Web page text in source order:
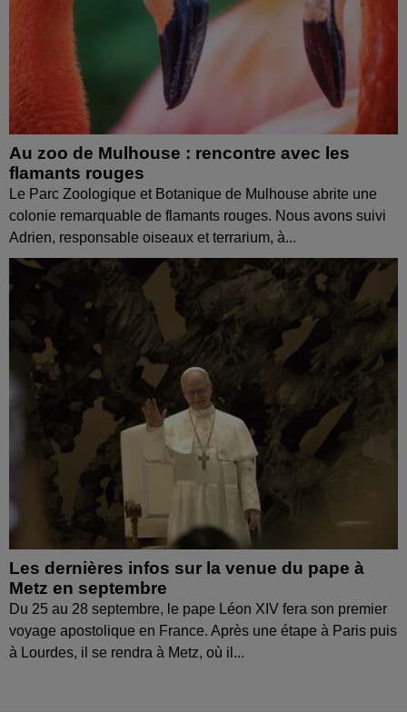
Au zoo de Mulhouse : rencontre avec les
flamants rouges
Le Parc Zoologique et Botanique de Mulhouse abrite une
colonie remarquable de flamants rouges. Nous avons suivi
Adrien, responsable oiseaux et terrarium, à...
Les dernières infos sur la venue du pape à
Metz en septembre
Du 25 au 28 septembre, le pape Léon XIV fera son premier
voyage apostolique en France. Après une étape à Paris puis
à Lourdes, il se rendra à Metz, où il...